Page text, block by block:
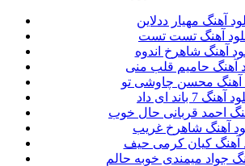
آهنگ مهیار ددلاین
آهنگ تست تست
آهنگ شاهرخ اندوه
آهنگ حامیم قلب منی
آهنگ محسن چاوشی تو
آهنگ 7 باند ای داد
احمد قربانی حال خوب
آهنگ شاهرخ غریب
آهنگ کیان کرمی حیف
جواد میمندی خوبه حالم